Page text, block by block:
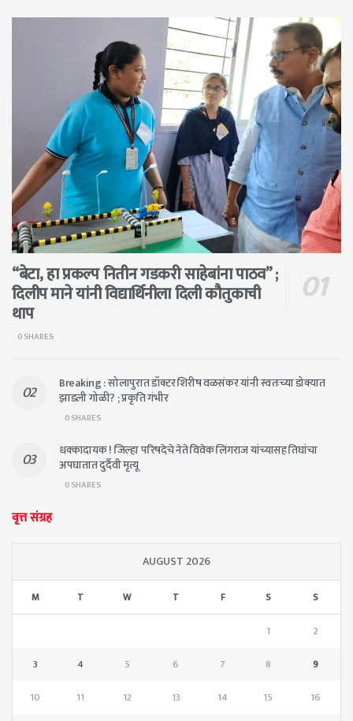
“बेटा, हा प्रकल्प नितीन गडकरी साहेबांना पाठव” ;
दिलीप माने यांनी विद्यार्थिनीला दिली कौतुकाची
थाप
0 SHARES
Breaking : सोलापुरात डॉक्टर शिरीष वळसंकर यांनी स्वतःच्या डोक्यात
झाडली गोळी? ; प्रकृति गंभीर
0 SHARES
धक्कादायक ! जिल्हा परिषदेचे नेते विवेक लिंगराज यांच्यासह तिघांचा
अपघातात दुर्दैवी मृत्यू
0 SHARES
वृत्त संग्रह
AUGUST 2026
M T W T F S S
1
2
3
4 5 6 7 8
9
10
11 12 13 14 15 16